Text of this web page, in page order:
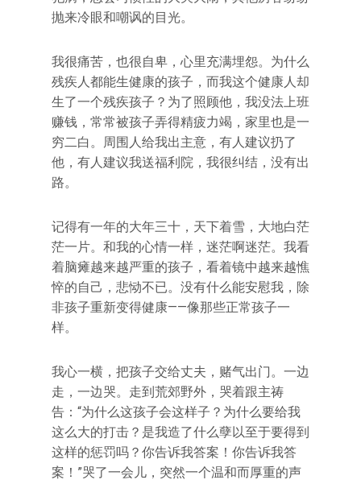
抛来冷眼和嘲讽的目光。
我很痛苦，也很自卑，心里充满埋怨。为什么
残疾人都能生健康的孩子，而我这个健康人却
生了一个残疾孩子？为了照顾他，我没法上班
赚钱，常常被孩子弄得精疲力竭，家里也是一
穷二白。周围人给我出主意，有人建议扔了
他，有人建议我送福利院，我很纠结，没有出
路。
记得有一年的大年三十，天下着雪，大地白茫
茫一片。和我的心情一样，迷茫啊迷茫。我看
着脑瘫越来越严重的孩子，看着镜中越来越憔
悴的自己，悲恸不已。没有什么能安慰我，除
非孩子重新变得健康——像那些正常孩子一
样。
我心一横，把孩子交给丈夫，赌气出门。一边
走，一边哭。走到荒郊野外，哭着跟主祷
告：“为什么这孩子会这样子？为什么要给我
这么大的打击？是我造了什么孽以至于要得到
这样的惩罚吗？你告诉我答案！你告诉我答
案！”哭了一会儿，突然一个温和而厚重的声